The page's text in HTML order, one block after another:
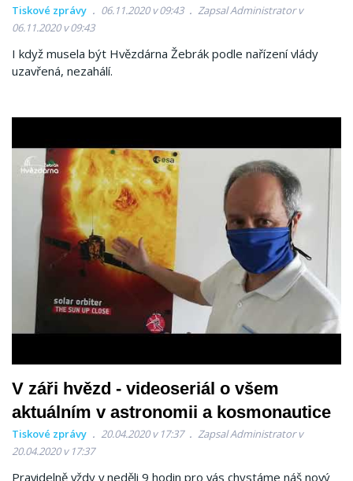
Tiskové zprávy 06.11.2020 v 09:43
Zapsal Administrator v
06.11.2020 v 09:43
I když musela být Hvězdárna Žebrák podle nařízení vlády
uzavřená, nezahálí.
V záři hvězd - videoseriál o všem
aktuálním v astronomii a kosmonautice
Tiskové zprávy 20.04.2020 v 17:37
Zapsal Administrator v
20.04.2020 v 17:37
Pravidelně vždy v neděli 9 hodin pro vás chystáme náš nový